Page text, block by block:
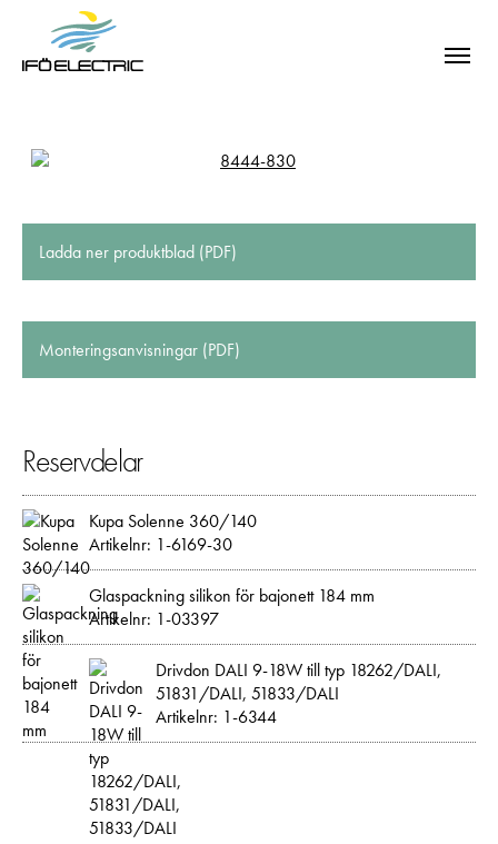
Ladda ner produktblad (PDF)
Monteringsanvisningar (PDF)
Reservdelar
Kupa Solenne 360/140
Artikelnr: 1-6169-30
Glaspackning silikon för bajonett 184 mm
Artikelnr: 1-03397
Drivdon DALI 9-18W till typ 18262/DALI,
51831/DALI, 51833/DALI
Artikelnr: 1-6344